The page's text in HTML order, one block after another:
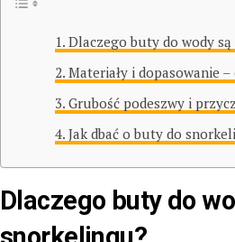
Dlaczego buty do wody
Materiały i dopasowanie
Grubość podeszwy i
Jak dbać o buty do
Dlaczego buty do